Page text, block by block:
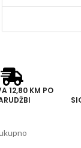
12,80 KM PO